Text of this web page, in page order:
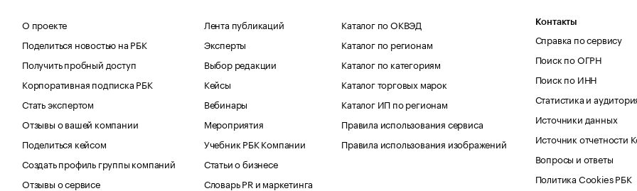
О проекте
Поделиться новостью на РБК
Получить пробный доступ
Корпоративная подписка РБК
Стать экспертом
Отзывы о вашей компании
Поделиться кейсом
Создать профиль группы компаний
Отзывы о сервисе
Лента публикаций
Эксперты
Выбор редакции
Кейсы
Вебинары
Мероприятия
Учебник РБК Компании
Статьи о бизнесе
Словарь PR и маркетинга
Каталог по ОКВЭД
Каталог по регионам
Каталог по категориям
Каталог торговых марок
Каталог ИП по регионам
Правила использования сервиса
Правила использования изображений
Контакты
Справка по сервису
Поиск по ОГРН
Поиск по ИНН
Статистика и
Источники данных
Источник отчетности
Вопросы и ответы
Политика Cookies РБК